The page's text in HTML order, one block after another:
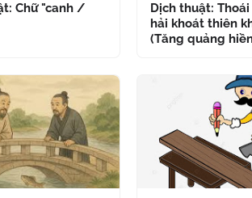
Chữ "canh /
Dịch thuật:
hải khoát thiên
(Tăng quảng